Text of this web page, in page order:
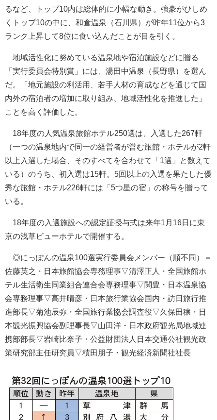
るなど、トップ10内は総体的に小幅な動き。強豪がひしめ
くトップ10の中に、和倉温泉（石川県）が昨年11位から3
ランク上昇して8位に食い込んだことが目を引く。
地域活性化に努めている温泉地や宿泊施設などに贈る
「実行委員会特別賞」には、湯田中温泉（長野県）を選ん
だ。「地元施設の利活用、若手人材の育成などを通じて国
内外の宿泊者の増加に取り組み、地域活性化を推進した」
ことを高く評価した。
18年度の人気温泉旅館ホテル250選は、入選した267軒
（一つの温泉地内で同一の経営者が営む旅館・ホテルが2軒
以上入選した場合、そのすべてを合わせて「1選」と数えて
いる）のうち、初入選は15軒。5回以上の入選を果たした優
秀な旅館・ホテル226軒には「5つ星の宿」の称号を贈って
いる。
18年度の入選施設への認定証授与式は来年1月16日に東
京の浅草ビューホテルで開催する。
◎にっぽんの温泉100選実行委員会メンバー（順不同）＝
佐藤英之・日本旅館協会専務理事▽清澤正人・全国旅館ホ
テル生活衛生同業組合連合会専務理事▽関豊・日本温泉協
会専務理事▽高井晴彦・日本旅行業協会国内・訪日旅行推
進部長▽菊池辰弥・全国旅行業協会調査役▽久保田穣・日
本観光振興協会副理事長▽山田洋・日本政府観光局地域連
携部部長▽岩崎比奈子・公益財団法人日本交通公社観光政
策研究部主任研究員▽積田朋子・観光経済新聞社社長